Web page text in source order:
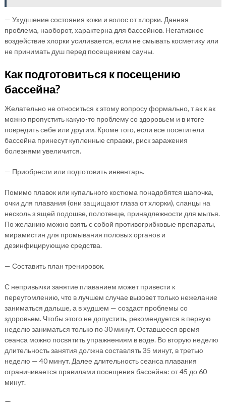
— Ухудшение состояния кожи и волос от хлорки. Данная
проблема, наоборот, характерна для бассейнов. Негативное
воздействие хлорки усиливается, если не смывать косметику или
не принимать душ перед посещением сауны.
Как подготовиться к посещению
бассейна?
Желательно не относиться к этому вопросу формально, т ак к ак
можно пропустить какую-то проблему со здоровьем и в итоге
повредить себе или другим. Кроме того, если все посетители
бассейна принесут купленные справки, риск заражения
болезнями увеличится.
— Приобрести или подготовить инвентарь.
Помимо плавок или купального костюма понадобятся шапочка,
очки для плавания (они защищают глаза от хлорки), сланцы на
несколь з ящей подошве, полотенце, принадлежности для мытья.
По желанию можно взять с собой противогрибковые препараты,
мирамистин для промывания половых органов и
дезинфицирующие средства.
— Составить план тренировок.
С непривычки занятие плаванием может привести к
переутомлению, что в лучшем случае вызовет только нежелание
заниматься дальше, а в худшем — создаст проблемы со
здоровьем. Чтобы этого не допустить, рекомендуется в первую
неделю заниматься только по 30 минут. Оставшееся время
сеанса можно посвятить упражнениям в воде. Во вторую неделю
длительность занятия должна составлять 35 минут, в третью
неделю — 40 минут. Далее длительность сеанса плавания
ограничивается правилами посещения бассейна: от 45 до 60
минут.